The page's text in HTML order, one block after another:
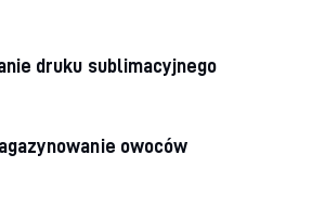
druku sublimacyjnego
owoców